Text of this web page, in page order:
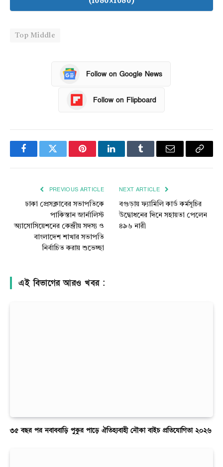
Top Middle
Follow on Google News
Follow on Flipboard
FacebookTwitter PinterestLinkedInTumblr Email
Copy
PREVIOUS ARTICLE
ঢাকা প্রেসক্লাবের সভাপতিকে
পাকিস্তান জার্নালিস্ট
অ্যাসোসিয়েশনের কেন্দ্রীয় সদস্য ও
বাংলাদেশ শাখার সভাপতি
নির্বাচিত করায় শুভেচ্ছা
NEXT ARTICLE
বগুড়ায় ফ্যামিলি কার্ড কর্মসূচির
উদ্বোধনের দিনে সহায়তা পেলেন
৪৯৬ নারী
এই বিভাগের আরও খবর :
৩৫ বছর পর নবাববাড়ি পুকুর পাড়ে ঐতিহ্যবাহী নৌকা বাইচ প্রতিযোগিতা ২০২৬